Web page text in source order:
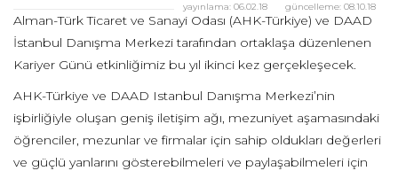
güncelleme: 08.10.18
yayınlama: 06.02.18
Alman-Türk Ticaret ve Sanayi Odası (AHK-Türkiye) ve DAAD
İstanbul Danışma Merkezi tarafından ortaklaşa düzenlenen
Kariyer Günü etkinliğimiz bu yıl ikinci kez gerçekleşecek.
AHK-Türkiye ve DAAD Istanbul Danışma Merkezi’nin
işbirliğiyle oluşan geniş iletişim ağı, mezuniyet aşamasındaki
öğrenciler, mezunlar ve firmalar için sahip oldukları değerleri
ve güçlü yanlarını gösterebilmeleri ve paylaşabilmeleri için